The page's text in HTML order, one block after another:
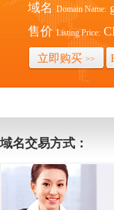
域名 Domain Name:
售价 Listing Price:
立即购买 >>
域名交易方式：